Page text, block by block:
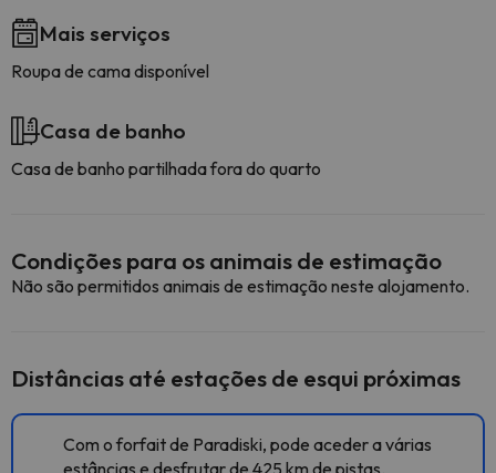
Mais serviços
Roupa de cama disponível
Casa de banho
Casa de banho partilhada fora do quarto
Condições para os animais de estimação
Não são permitidos animais de estimação neste alojamento.
Distâncias até estações de esqui próximas
Com o forfait de Paradiski, pode aceder a várias
estâncias e desfrutar de 425 km de pistas.